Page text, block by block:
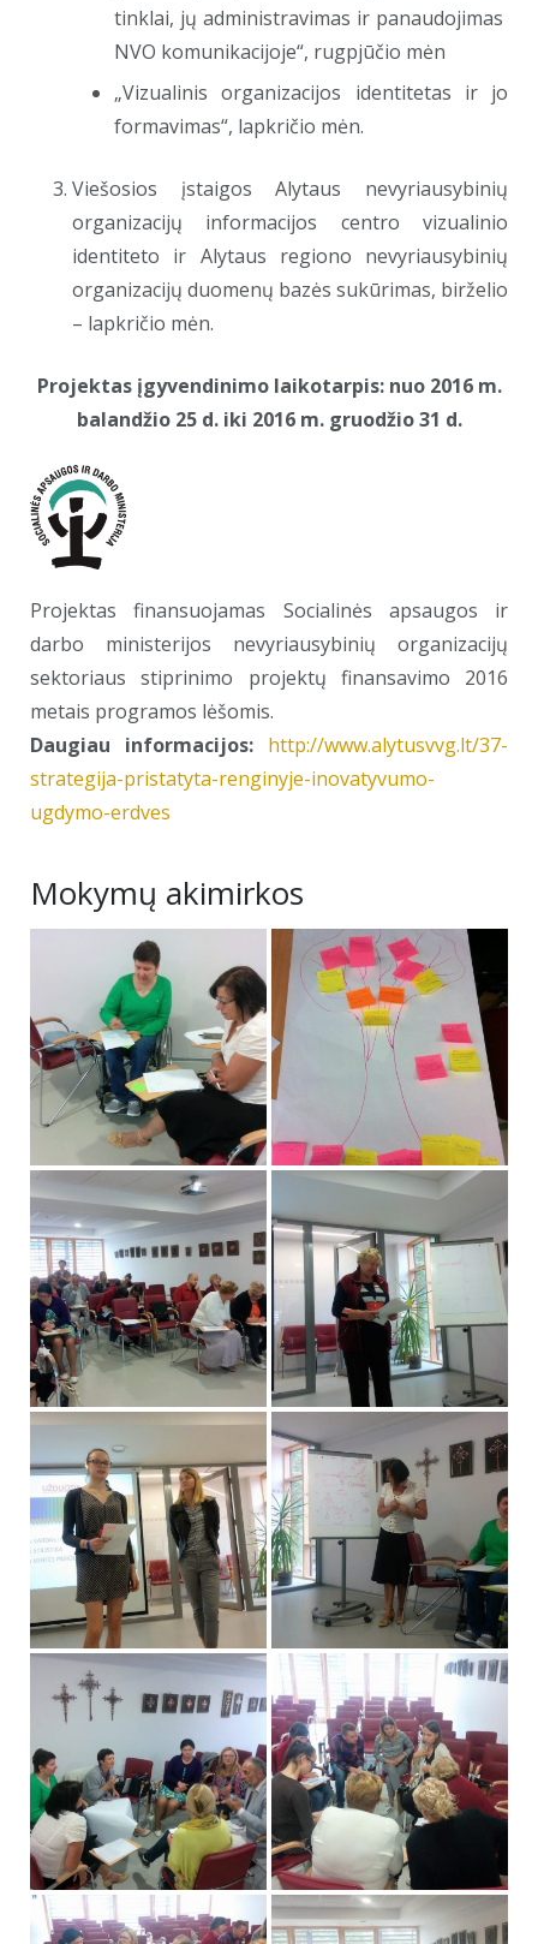
tinklai, jų administravimas ir panaudojimas
NVO komunikacijoje“, rugpjūčio mėn
„Vizualinis organizacijos identitetas ir jo
formavimas“, lapkričio mėn.
Viešosios įstaigos Alytaus nevyriausybinių
organizacijų informacijos centro vizualinio
identiteto ir Alytaus regiono nevyriausybinių
organizacijų duomenų bazės sukūrimas, birželio
– lapkričio mėn.
Projektas įgyvendinimo laikotarpis: nuo 2016 m.
balandžio 25 d. iki 2016 m. gruodžio 31 d.
Projektas finansuojamas Socialinės apsaugos ir
darbo ministerijos nevyriausybinių organizacijų
sektoriaus stiprinimo projektų finansavimo 2016
metais programos lėšomis.
Daugiau informacijos: http://www.alytusvvg.lt/37-
strategija-pristatyta-renginyje-inovatyvumo-
ugdymo-erdves
Mokymų akimirkos